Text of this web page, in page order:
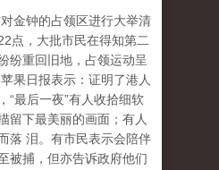
金钟的占领区进行大举清
点，大批市民在得知第二
纷重回旧地，占领运动呈
果日报表示：证明了港人
“最后一夜”有人收拾细软
留下最美丽的画面；有人
落 泪。有市民表示会陪伴
被捕，但亦告诉政府他们